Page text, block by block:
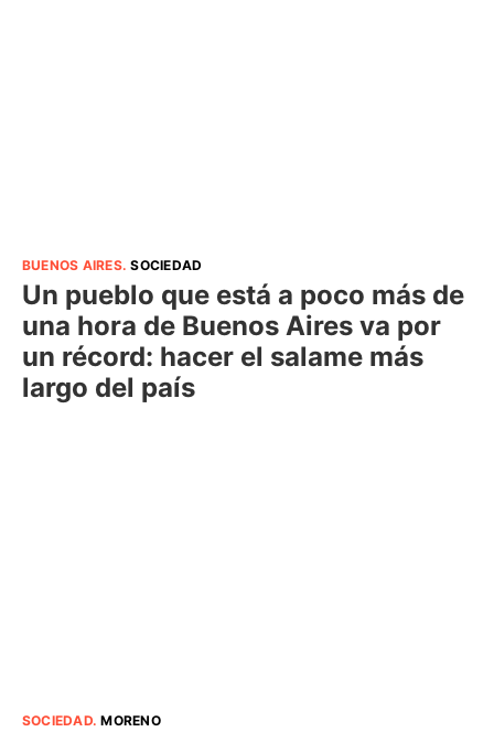
BUENOS AIRES.SOCIEDAD
Un pueblo que está a poco más de
una hora de Buenos Aires va por
un récord: hacer el salame más
largo del país
SOCIEDAD.MORENO